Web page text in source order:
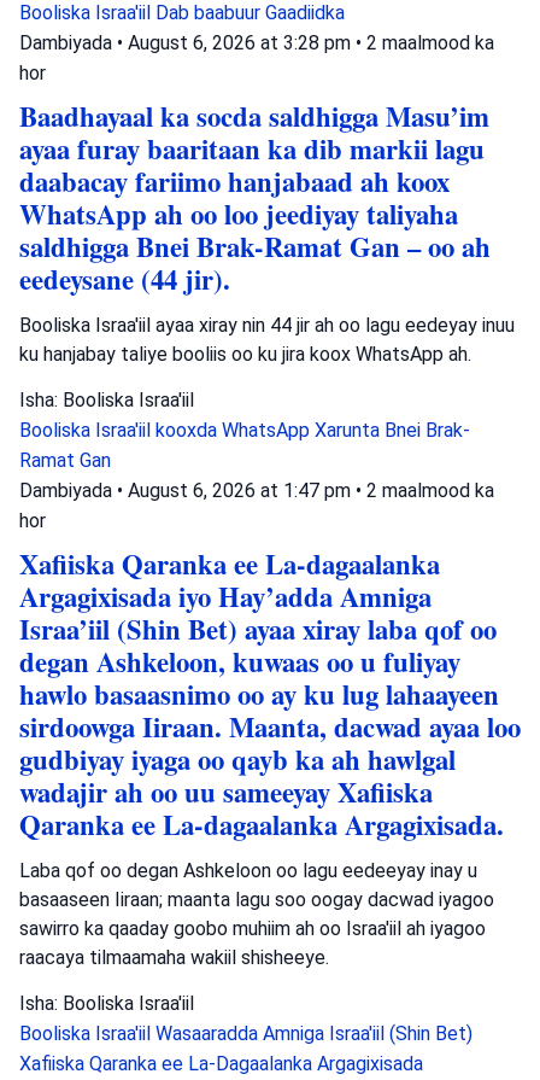
Booliska Israa'iil Dab baabuur Gaadiidka
Dambiyada • August 6, 2026 at 3:28 pm • 2 maalmood ka
hor
Baadhayaal ka socda saldhigga Masu’im
ayaa furay baaritaan ka dib markii lagu
daabacay fariimo hanjabaad ah koox
WhatsApp ah oo loo jeediyay taliyaha
saldhigga Bnei Brak-Ramat Gan – oo ah
eedeysane (44 jir).
Booliska Israa'iil ayaa xiray nin 44 jir ah oo lagu eedeyay inuu
ku hanjabay taliye booliis oo ku jira koox WhatsApp ah.
Isha: Booliska Israa'iil
Booliska Israa'iil kooxda WhatsApp Xarunta Bnei Brak-
Ramat Gan
Dambiyada • August 6, 2026 at 1:47 pm • 2 maalmood ka
hor
Xafiiska Qaranka ee La-dagaalanka
Argagixisada iyo Hay’adda Amniga
Israa’iil (Shin Bet) ayaa xiray laba qof oo
degan Ashkeloon, kuwaas oo u fuliyay
hawlo basaasnimo oo ay ku lug lahaayeen
sirdoowga Iiraan. Maanta, dacwad ayaa loo
gudbiyay iyaga oo qayb ka ah hawlgal
wadajir ah oo uu sameeyay Xafiiska
Qaranka ee La-dagaalanka Argagixisada.
Laba qof oo degan Ashkeloon oo lagu eedeeyay inay u
basaaseen Iiraan; maanta lagu soo oogay dacwad iyagoo
sawirro ka qaaday goobo muhiim ah oo Israa'iil ah iyagoo
raacaya tilmaamaha wakiil shisheeye.
Isha: Booliska Israa'iil
Booliska Israa'iil Wasaaradda Amniga Israa'iil (Shin Bet)
Xafiiska Qaranka ee La-Dagaalanka Argagixisada